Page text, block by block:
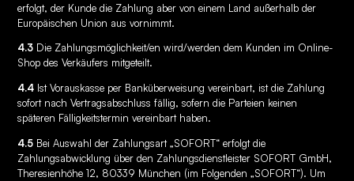
erfolgt, der Kunde die Zahlung aber von einem Land außerhalb der
Europäischen Union aus vornimmt.
4.3 Die Zahlungsmöglichkeit/en wird/werden dem Kunden im Online-
Shop des Verkäufers mitgeteilt.
4.4 Ist Vorauskasse per Banküberweisung vereinbart, ist die Zahlung
sofort nach Vertragsabschluss fällig, sofern die Parteien keinen
späteren Fälligkeitstermin vereinbart haben.
4.5 Bei Auswahl der Zahlungsart „SOFORT“ erfolgt die
Zahlungsabwicklung über den Zahlungsdienstleister SOFORT GmbH,
Theresienhöhe 12, 80339 München (im Folgenden „SOFORT“). Um